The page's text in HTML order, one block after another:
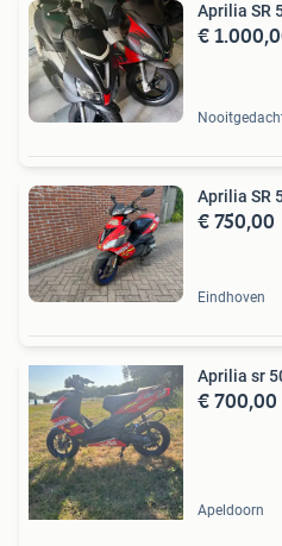
Aprilia SR
€
Aprilia SR
€ 750,00
Eindhoven
Aprilia sr
€ 700,00
Apeldoorn